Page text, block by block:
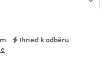
Ihned k odběru